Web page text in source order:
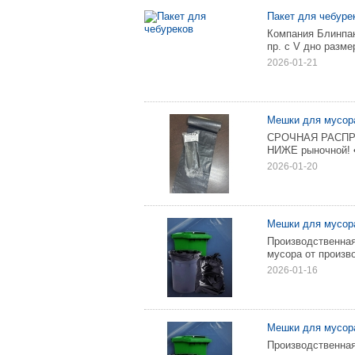
Пакет для
Компания
пр. с V дно
2026-01-21
Мешки для
СРОЧНАЯ
НИЖЕ рыночной!
2026-01-20
Meшки для
мycоpa oт
2026-01-16
Meшки для